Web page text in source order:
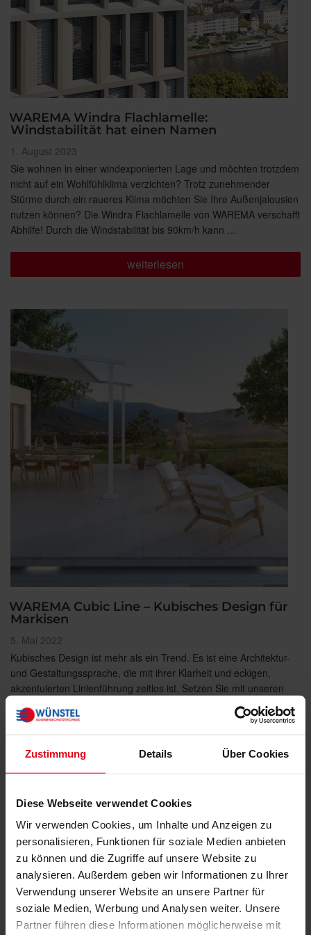
Zustimmung Details Über Cookies
Diese Webseite verwendet Cookies
Wir verwenden Cookies, um Inhalte und Anzeigen zu
personalisieren, Funktionen für soziale Medien anbieten
zu können und die Zugriffe auf unsere Website zu
analysieren. Außerdem geben wir Informationen zu Ihrer
Verwendung unserer Website an unsere Partner für
soziale Medien, Werbung und Analysen weiter. Unsere
Partner führen diese Informationen möglicherweise mit
WAREMA Windra Flachlamelle:
Windstabilität hat einen Namen
Veröffentlicht
am
1. August 2023
Sie wohnen in einer windexponierten Lage und möchten trotzdem
nicht auf ein Wohlfühlklima verzichten? Trotz zunehmender
Stürme durch ein raueres Klima möchten Sie Ihre Außenjalousien
nutzen können? Die Windra Flachlamelle von WAREMA verschafft
Abhilfe! Durch die Windstabilität bis 90km/h kann …
„WAREMA
Windra
weiterlesen
WAREMA Cubic Line – Kubisches Design für
Markisen
Veröffentlicht
am
5. Mai 2022
Kubisches Design ist mehr als ein Trend. Es ist eine Architektur-
und Gestaltungssprache, die mit ihrer Klarheit und eckigen,
akzentuierten Linienführung zeitlos ist. Setzen Sie mit unseren
Markisen der neuen Cubic Line ästhetische Maßstäbe. Klare
Linien. Reduziertes Design. Für die …
„WAREMA
Line
Kubisches
Design
für
Markisen“
weiterlesen